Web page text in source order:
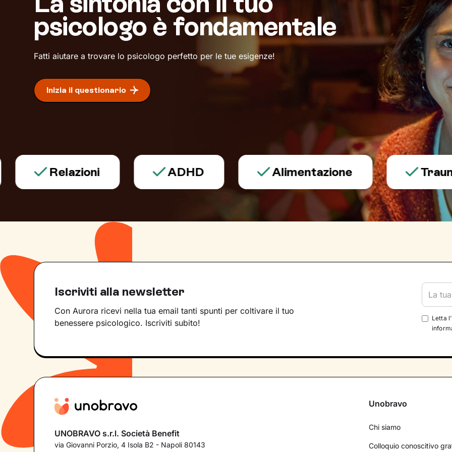
psicologo è fondamentale
Fatti aiutare a trovare lo psicologo perfetto per le tue esigenze!
Inizia il questionario
Relazioni ADHD Alimentazione Trauma e
Iscriviti alla newsletter
Con Aurora ricevi nella tua email tanti spunti per coltivare il tuo
benessere psicologico. Iscriviti subito!
Letta l'
UNOBRAVO s.r.l. Società Benefit
via Giovanni Porzio, 4 Isola B2 - Napoli 80143
Unobravo
Chi siamo
Colloquio conoscitivo